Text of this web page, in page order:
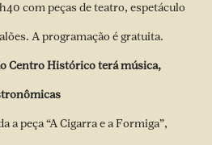
com peças de teatro, espetáculo
A programação é gratuita.
Centro Histórico terá música,
a peça “A Cigarra e a Formiga”,